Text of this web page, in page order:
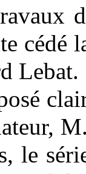
cédé
Lebat.
le